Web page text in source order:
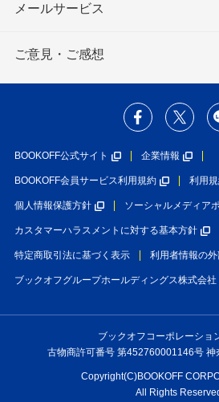
メールサービス
ご意見・ご感想
BOOKOFF公式サイト 企業情報
BOOKOFF会員サービス利用規約 利用
個人情報保護方針 ソーシャルメディア
カスタマーハラスメントに対する基本方針
特定商取引法に基づく表示 利用者情報の
ブックオフグループホールディングス株式会社
ブックオフコーポレーショ
古物商許可番号 第452760001146号 神
Copyright(C)BOOKOFF
All Rights